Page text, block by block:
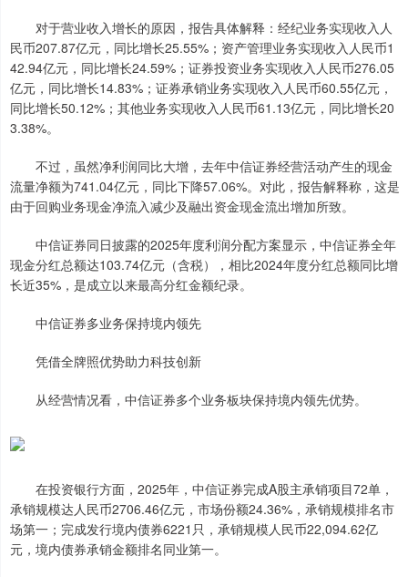
对于营业收入增长的原因，报告具体解释：经纪业务实现收入人
民币207.87亿元，同比增长25.55%；资产管理业务实现收入人民币1
42.94亿元，同比增长24.59%；证券投资业务实现收入人民币276.05
亿元，同比增长14.83%；证券承销业务实现收入人民币60.55亿元，
同比增长50.12%；其他业务实现收入人民币61.13亿元，同比增长20
3.38%。
不过，虽然净利润同比大增，去年中信证券经营活动产生的现金
流量净额为741.04亿元，同比下降57.06%。对此，报告解释称，这是
由于回购业务现金净流入减少及融出资金现金流出增加所致。
中信证券同日披露的2025年度利润分配方案显示，中信证券全年
现金分红总额达103.74亿元（含税），相比2024年度分红总额同比增
长近35%，是成立以来最高分红金额纪录。
中信证券多业务保持境内领先
凭借全牌照优势助力科技创新
从经营情况看，中信证券多个业务板块保持境内领先优势。
在投资银行方面，2025年，中信证券完成A股主承销项目72单，
承销规模达人民币2706.46亿元，市场份额24.36%，承销规模排名市
场第一；完成发行境内债券6221只，承销规模人民币22,094.62亿
元，境内债券承销金额排名同业第一。